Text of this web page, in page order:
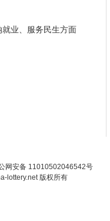
业、服务民生方面
网安备 11010502046542号
lottery.net 版权所有